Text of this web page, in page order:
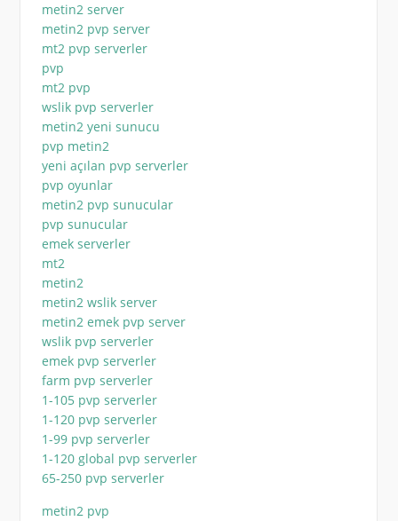
metin2 server
metin2 pvp server
mt2 pvp serverler
pvp
mt2 pvp
wslik pvp serverler
metin2 yeni sunucu
pvp metin2
yeni açılan pvp serverler
pvp oyunlar
metin2 pvp sunucular
pvp sunucular
emek serverler
mt2
metin2
metin2 wslik server
metin2 emek pvp server
wslik pvp serverler
emek pvp serverler
farm pvp serverler
1-105 pvp serverler
1-120 pvp serverler
1-99 pvp serverler
1-120 global pvp serverler
65-250 pvp serverler
metin2 pvp